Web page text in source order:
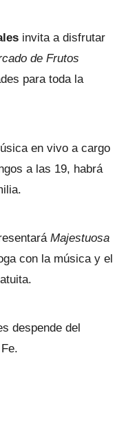
invita a disfrutar
de Frutos
para toda la
en vivo a cargo
a las 19, habrá
Majestuosa
con la música y el
despende del